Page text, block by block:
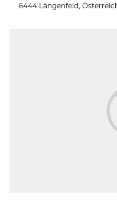
6444 Längenfeld,